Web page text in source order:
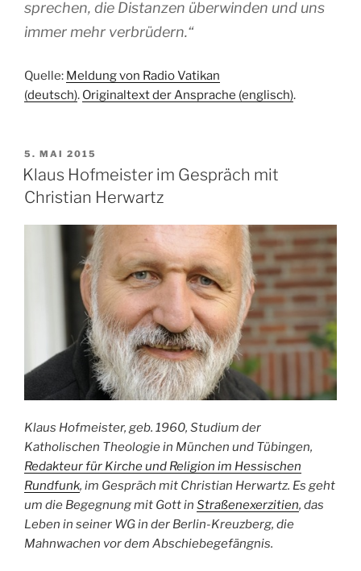
sprechen, die Distanzen überwinden und uns
immer mehr verbrüdern.“
Quelle: Meldung von Radio Vatikan
(deutsch). Originaltext der Ansprache (englisch).
VERÖFFENTLICHT
AM
5. MAI 2015
Klaus Hofmeister im Gespräch mit
Christian Herwartz
Klaus Hofmeister, geb. 1960, Studium der
Katholischen Theologie in München und Tübingen,
Redakteur für Kirche und Religion im Hessischen
Rundfunk, im Gespräch mit Christian Herwartz. Es geht
um die Begegnung mit Gott in Straßenexerzitien, das
Leben in seiner WG in der Berlin-Kreuzberg, die
Mahnwachen vor dem Abschiebegefängnis.